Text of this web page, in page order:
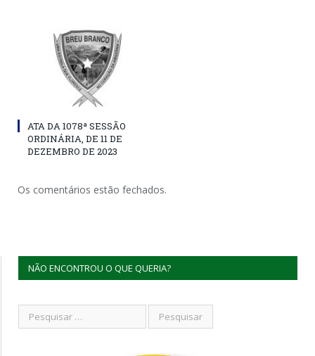
ATA DA 1078ª SESSÃO
ORDINÁRIA, DE 11 DE
DEZEMBRO DE 2023
Os comentários estão fechados.
NÃO ENCONTROU O QUE QUERIA?